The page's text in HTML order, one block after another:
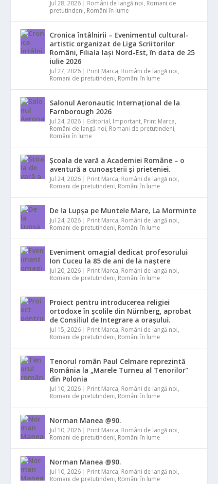
Jul 28, 2026 | Români de langă noi, Romani de
pretutindeni, Români în lume
Cronica întâlnirii – Evenimentul cultural-
artistic organizat de Liga Scriitorilor
Români, Filiala Iași Nord-Est, în data de 25
iulie 2026
Jul 27, 2026 | Print Marca, Români de langă noi,
Romani de pretutindeni, Români în lume
Salonul Aeronautic Internațional de la
Farnborough 2026
Jul 24, 2026 | Editorial, Important, Print Marca,
Români de langă noi, Romani de pretutindeni,
Români în lume
Școala de vară a Academiei Române – o
aventură a cunoașterii și prieteniei.
Jul 24, 2026 | Print Marca, Români de langă noi,
Romani de pretutindeni, Români în lume
De la Lupșa pe Muntele Mare, La Morminte
Jul 24, 2026 | Print Marca, Români de langă noi,
Romani de pretutindeni, Români în lume
Eveniment omagial dedicat profesorului
Ion Cuceu la 85 de ani de la naștere
Jul 20, 2026 | Print Marca, Români de langă noi,
Romani de pretutindeni, Români în lume
Proiect pentru introducerea religiei
ortodoxe în școlile din Nürnberg, aprobat
de Consiliul de Integrare a orașului.
Jul 15, 2026 | Print Marca, Români de langă noi,
Romani de pretutindeni, Români în lume
Tenorul român Paul Celmare reprezintă
România la „Marele Turneu al Tenorilor”
din Polonia
Jul 10, 2026 | Print Marca, Români de langă noi,
Romani de pretutindeni, Români în lume
Norman Manea @90.
Jul 10, 2026 | Print Marca, Români de langă noi,
Romani de pretutindeni, Români în lume
Norman Manea @90.
Jul 10, 2026 | Print Marca, Români de langă noi,
Romani de pretutindeni, Români în lume